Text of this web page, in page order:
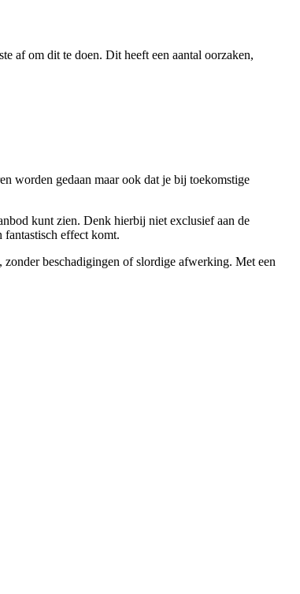
af om dit te doen. Dit heeft een aantal oorzaken,
worden gedaan maar ook dat je bij toekomstige
kunt zien. Denk hierbij niet exclusief aan de
fantastisch effect komt.
beschadigingen of slordige afwerking. Met een